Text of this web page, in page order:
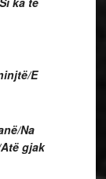
E
Na
gjak